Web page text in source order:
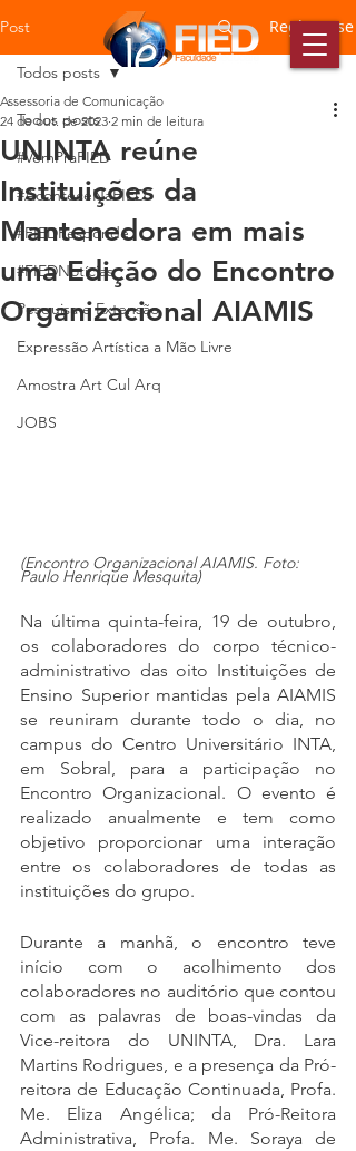
Post Registre-se
Todos posts
#VemPraFIED
#AconteceNaFIED
#FIEDResponde
#FIEDNotícias
Pesquisa e Extensão
Expressão Artística a Mão Livre
Amostra Art Cul Arq
JOBS
Todos posts
UNINTA reúne
Instituições da
Mantenedora em mais
uma Edição do Encontro
Organizacional AIAMIS
Assessoria de Comunicação
24 de out. de 2023 2 min de leitura
(Encontro Organizacional AIAMIS. Foto:
Paulo Henrique Mesquita)
Na última quinta-feira, 19 de outubro,
os colaboradores do corpo técnico-
administrativo das oito Instituições de
Ensino Superior mantidas pela AIAMIS
se reuniram durante todo o dia, no
campus do Centro Universitário INTA,
em Sobral, para a participação no
Encontro Organizacional. O evento é
realizado anualmente e tem como
objetivo proporcionar uma interação
entre os colaboradores de todas as
instituições do grupo.
Durante a manhã, o encontro teve
início com o acolhimento dos
colaboradores no auditório que contou
com as palavras de boas-vindas da
Vice-reitora do UNINTA, Dra. Lara
Martins Rodrigues, e a presença da Pró-
reitora de Educação Continuada, Profa.
Me. Eliza Angélica; da Pró-Reitora
Administrativa, Profa. Me. Soraya de